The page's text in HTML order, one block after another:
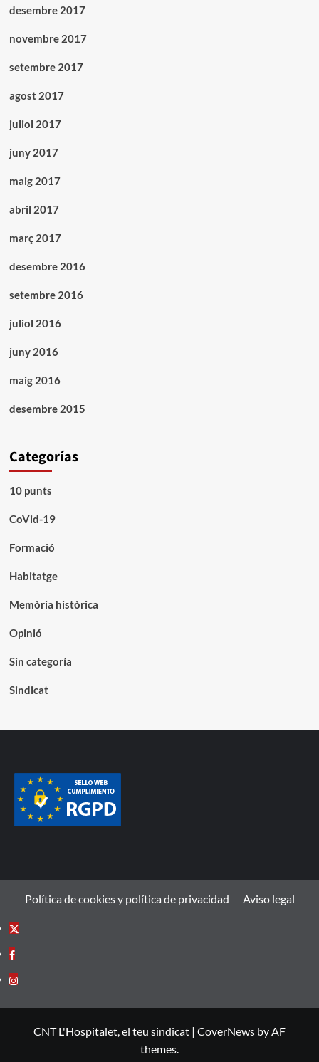
desembre 2017
novembre 2017
setembre 2017
agost 2017
juliol 2017
juny 2017
maig 2017
abril 2017
març 2017
desembre 2016
setembre 2016
juliol 2016
juny 2016
maig 2016
desembre 2015
Categorías
10 punts
CoVid-19
Formació
Habitatge
Memòria històrica
Opinió
Sin categoría
Sindicat
Política de cookies y política de privacidad Aviso legal
CNT L'Hospitalet, el teu sindicat | CoverNews by AF
themes.